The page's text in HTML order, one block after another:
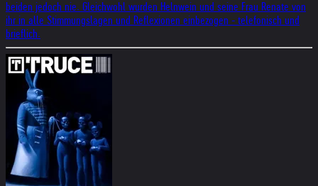
beiden jedoch nie. Gleichwohl wurden Helnwein und seine Frau Renate von
ihr in alle Stimmungslagen und Reflexionen einbezogen - telefonisch und
brieflich.